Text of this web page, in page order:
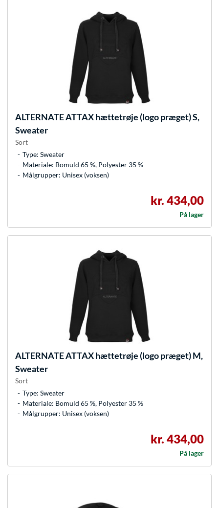
ALTERNATEATTAX hættetrøje (logo præget) S,
Sweater
Sort
Type: Sweater
Materiale: Bomuld 65 %, Polyester 35 %
Målgrupper: Unisex (voksen)
kr. 434,00
På lager
ALTERNATEATTAX hættetrøje (logo præget) M,
Sweater
Sort
Type: Sweater
Materiale: Bomuld 65 %, Polyester 35 %
Målgrupper: Unisex (voksen)
kr. 434,00
På lager